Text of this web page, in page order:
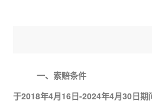
一、索赔条件
于2018年4月16日-2024年4月30日期